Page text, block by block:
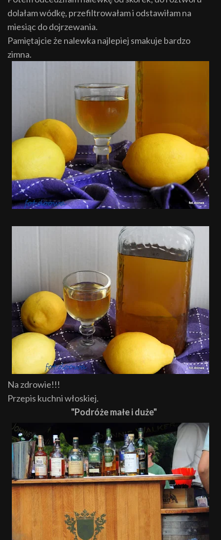
dolałam wódkę, przefiltrowałam i odstawiłam na
miesiąc do dojrzewania.
Pamiętajcie że nalewka najlepiej smakuje bardzo
zimna.
Na zdrowie!!!
Przepis kuchni włoskiej.
"Podróże małe i duże"